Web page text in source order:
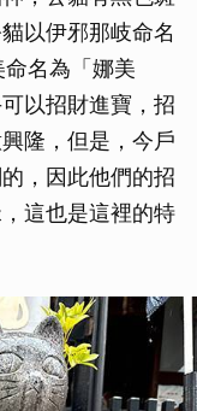
以伊邪那岐命名
名為「娜美
以招財進寶，招
隆，但是，今戶
，因此他們的招
這也是這裡的特